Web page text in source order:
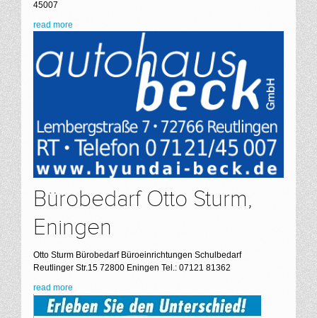
45007
read more
Bürobedarf Otto Sturm,
Eningen
Otto Sturm Bürobedarf Büroeinrichtungen Schulbedarf
Reutlinger Str.15 72800 Eningen Tel.: 07121 81362
read more